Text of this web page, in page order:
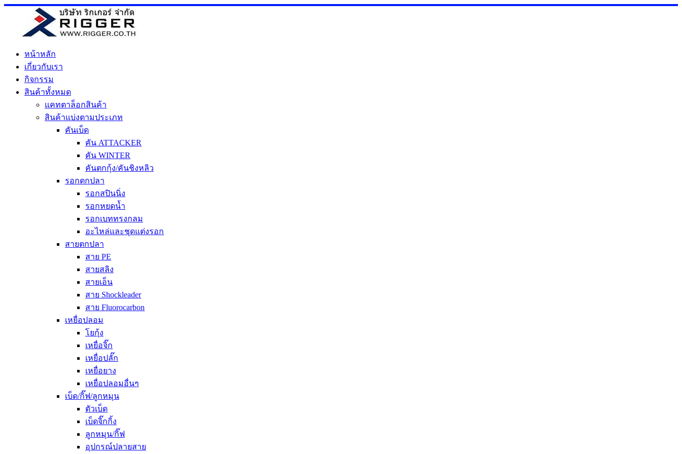
Skip
หน้าหลัก
เกี่ยวกับเรา
กิจกรรม
สินค้าทั้งหมด
แคทตาล็อกสินค้า
สินค้าแบ่งตามประเภท
คันเบ็ด
คัน ATTACKER
คัน WINTER
คันตกกุ้ง/คันชิงหลิว
รอกตกปลา
รอกสปินนิ่ง
รอกหยดน้ำ
รอกเบททรงกลม
อะไหล่และชุดแต่งรอก
สายตกปลา
สาย PE
สายสลิง
สายเอ็น
สาย Shockleader
สาย Fluorocarbon
เหยื่อปลอม
โยกุ้ง
เหยื่อจิ๊ก
เหยื่อปลั๊ก
เหยื่อยาง
เหยื่อปลอมอื่นๆ
เบ็ด/กิ๊ฟ/ลูกหมุน
ตัวเบ็ด
เบ็ดจิ๊กกิ้ง
ลูกหมุน/กิ๊ฟ
อุปกรณ์ปลายสาย